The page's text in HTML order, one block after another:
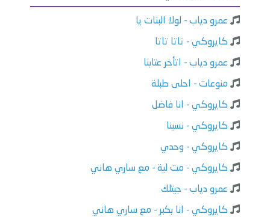
عمرو دياب - لولا البنات يا
كايروكي - تاتا تاتا
عمرو دياب - اتأخر عتابنا
منوعات - احلى طبلة
كايروكي - انا فاضل
كايروكي - نسينا
كايروكي - وحدي
كايروكي - مت لية - مع ساري هاني
عمرو دياب - جيتلك
كايروكي - انا بكبر - مع ساري هاني